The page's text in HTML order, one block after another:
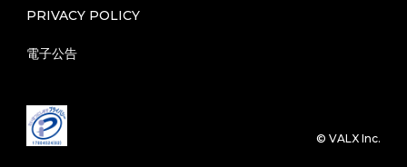
PRIVACY POLICY
電子公告
©︎ VALX Inc.